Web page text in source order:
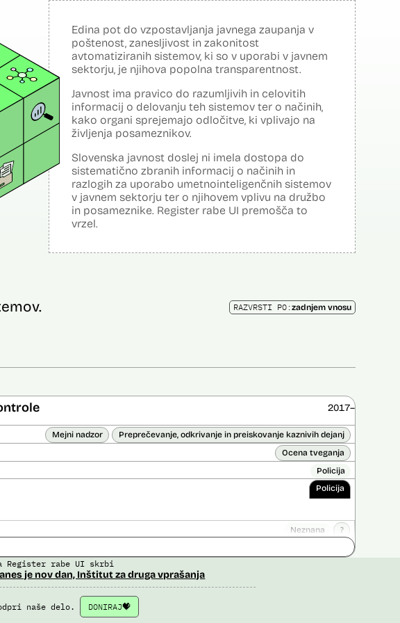
Edina pot do vzpostavljanja javnega zaupanja v
poštenost, zanesljivost in zakonitost
avtomatiziranih sistemov, ki so v uporabi v javnem
sektorju, je njihova popolna transparentnost.
Javnost ima pravico do razumljivih in celovitih
informacij o delovanju teh sistemov ter o načinih,
kako organi sprejemajo odločitve, ki vplivajo na
življenja posameznikov.
Slovenska javnost doslej ni imela dostopa do
sistematično zbranih informacij o načinih in
razlogih za uporabo umetnointeligenčnih sistemov
v javnem sektorju ter o njihovem vplivu na družbo
in posameznike. Register rabe UI premošča to
vrzel.
RAZVRSTI PO:zadnjem vnosu
2017–
Mejni nadzor Preprečevanje, odkrivanje in preiskovanje kaznivih dejanj
Ocena tveganja
Policija
Policija
Neznana ?
človekove pravice opravljena:
osebne podatke opravljena:
Register rabe UI skrbi
je nov dan, Inštitut za druga vprašanja
naše delo. DONIRAJ